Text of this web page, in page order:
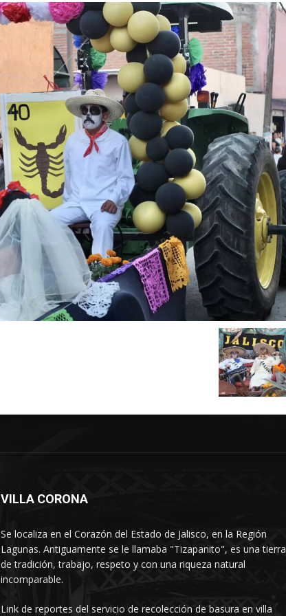
VILLA CORONA
Se localiza en el Corazón del Estado de Jalisco, en la Región
Lagunas. Antiguamente se le llamaba "Tizapanito", es una tierra
de tradición, trabajo, respeto y con una riqueza natural
incomparable.
Link de reportes del servicio de recolección de basura en villa